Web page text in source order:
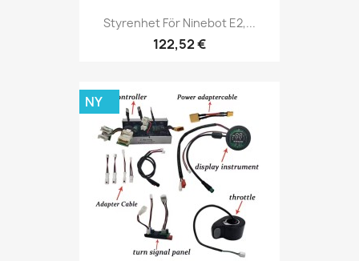
Styrenhet För Ninebot E2,...
122,52 €
NY